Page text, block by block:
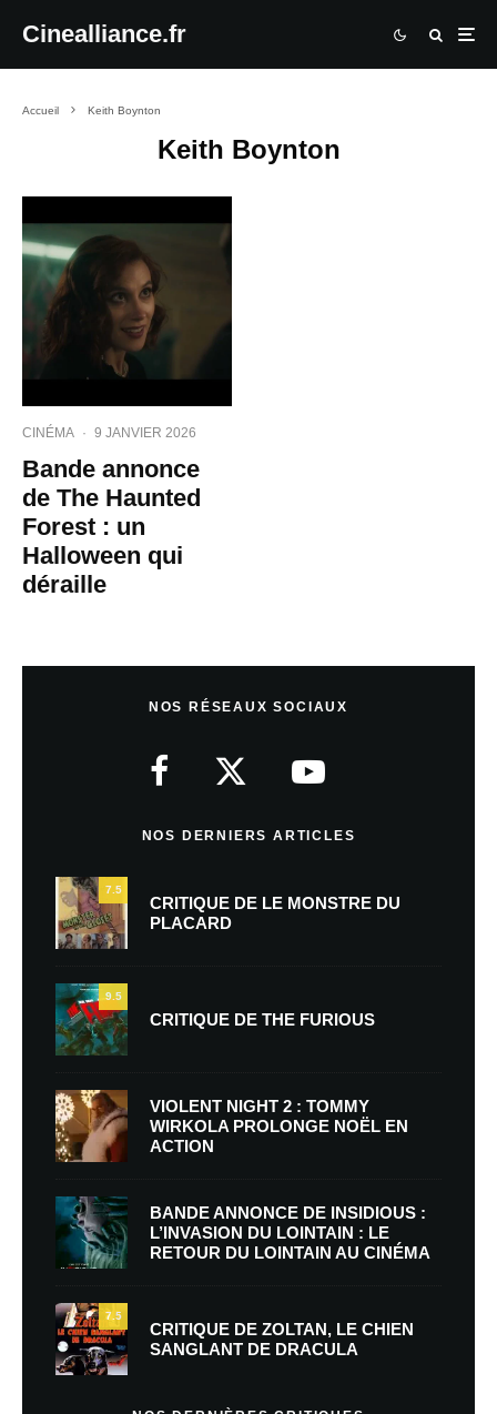
Cinealliance.fr
Accueil Keith Boynton
Keith Boynton
CINÉMA · 9 JANVIER 2026
Bande annonce
de The Haunted
Forest : un
Halloween qui
déraille
NOS RÉSEAUX SOCIAUX
NOS DERNIERS ARTICLES
7.5
CRITIQUE DE LE MONSTRE DU
PLACARD
9.5
CRITIQUE DE THE FURIOUS
VIOLENT NIGHT 2 : TOMMY
WIRKOLA PROLONGE NOËL EN
ACTION
BANDE ANNONCE DE INSIDIOUS :
L’INVASION DU LOINTAIN : LE
RETOUR DU LOINTAIN AU CINÉMA
7.5
CRITIQUE DE ZOLTAN, LE CHIEN
SANGLANT DE DRACULA